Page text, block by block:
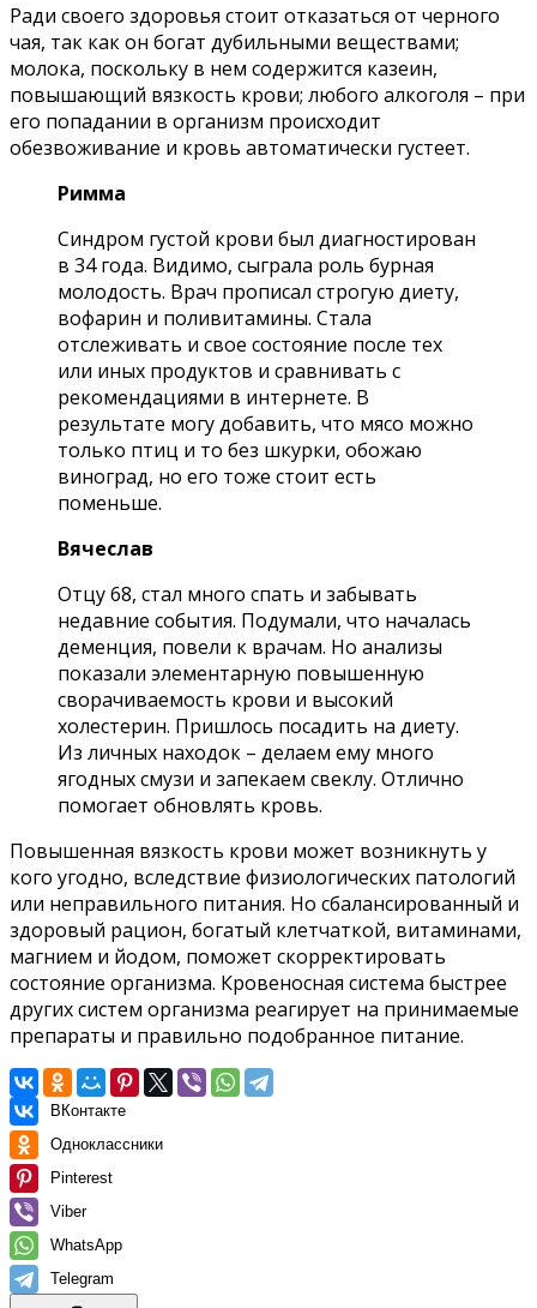
Ради своего здоровья стоит отказаться от черного
чая, так как он богат дубильными веществами;
молока, поскольку в нем содержится казеин,
повышающий вязкость крови; любого алкоголя – при
его попадании в организм происходит
обезвоживание и кровь автоматически густеет.
Римма
Синдром густой крови был диагностирован
в 34 года. Видимо, сыграла роль бурная
молодость. Врач прописал строгую диету,
вофарин и поливитамины. Стала
отслеживать и свое состояние после тех
или иных продуктов и сравнивать с
рекомендациями в интернете. В
результате могу добавить, что мясо можно
только птиц и то без шкурки, обожаю
виноград, но его тоже стоит есть
поменьше.
Вячеслав
Отцу 68, стал много спать и забывать
недавние события. Подумали, что началась
деменция, повели к врачам. Но анализы
показали элементарную повышенную
сворачиваемость крови и высокий
холестерин. Пришлось посадить на диету.
Из личных находок – делаем ему много
ягодных смузи и запекаем свеклу. Отлично
помогает обновлять кровь.
Повышенная вязкость крови может возникнуть у
кого угодно, вследствие физиологических патологий
или неправильного питания. Но сбалансированный и
здоровый рацион, богатый клетчаткой, витаминами,
магнием и йодом, поможет скорректировать
состояние организма. Кровеносная система быстрее
других систем организма реагирует на принимаемые
препараты и правильно подобранное питание.
ВКонтакте
Одноклассники
Pinterest
Viber
WhatsApp
Telegram